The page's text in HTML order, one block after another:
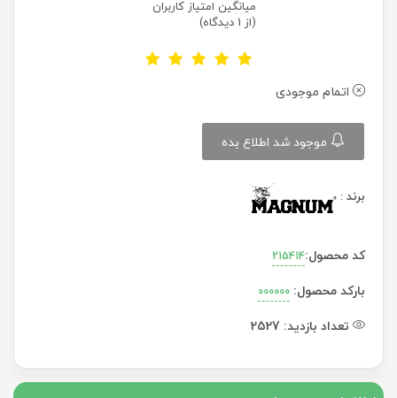
میانگین امتیاز کاربران
(از 1 دیدگاه)
اتمام موجودی
موجود شد اطلاع بده
برند:
کد محصول:215414
بارکد محصول: 000000
تعداد بازدید: 2527